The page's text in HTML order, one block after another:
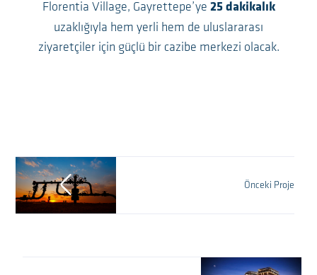
Florentia Village, Gayrettepe’ye 25 dakikalık
uzaklığıyla hem yerli hem de uluslararası
ziyaretçiler için güçlü bir cazibe merkezi olacak.
Önceki Proje